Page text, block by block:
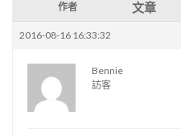
作者 文章
2016-08-16 16:33:32
Bennie
訪客